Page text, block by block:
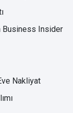
Business Insider
Nakliyat